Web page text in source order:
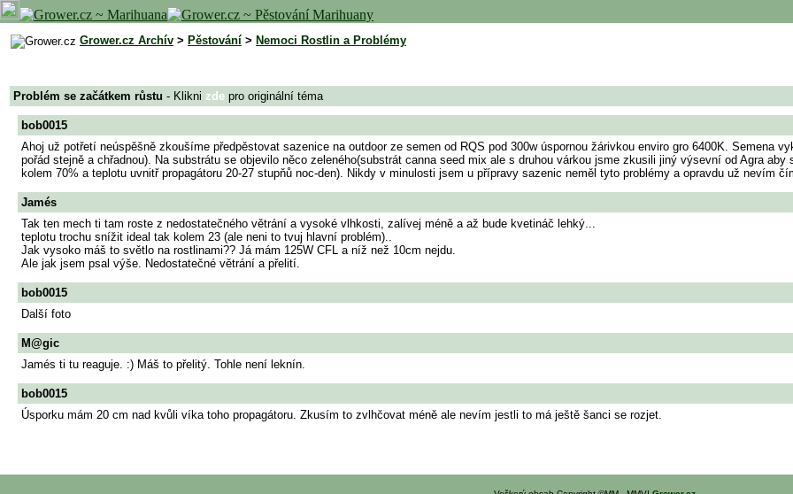
Grower.cz Archív > Pěstování > Nemoci Rostlin a Problémy
Problém se začátkem růstu - Klikni zde pro originální téma
bob0015
Ahoj už potřetí neúspěšně zkoušíme předpěstovat sazenice na outdoor ze semen od RQS pod 300w úspornou žárivkou enviro gro 6400K. Semena
pořád stejně a chřadnou). Na substrátu se objevilo něco zeleného(substrát canna seed mix ale s druhou várkou jsme zkusili jiný výsevní od Agra
kolem 70% a teplotu uvnitř propagátoru 20-27 stupňů noc-den). Nikdy v minulosti jsem u přípravy sazenic neměl tyto problémy a opravdu už nevím
Jamés
Tak ten mech ti tam roste z nedostatečného větrání a vysoké vlhkosti, zalívej méně a až bude kvetináč lehký...
teplotu trochu snížit ideal tak kolem 23 (ale neni to tvuj hlavní problém)..
Jak vysoko máš to světlo na rostlinami?? Já mám 125W CFL a níž než 10cm nejdu.
Ale jak jsem psal výše. Nedostatečné větrání a přelití.
bob0015
Další foto
M@gic
Jamés ti tu reaguje. :) Máš to přelitý. Tohle není leknín.
bob0015
Úsporku mám 20 cm nad kvůli víka toho propagátoru. Zkusím to zvlhčovat méně ale nevím jestli to má ještě šanci se rozjet.